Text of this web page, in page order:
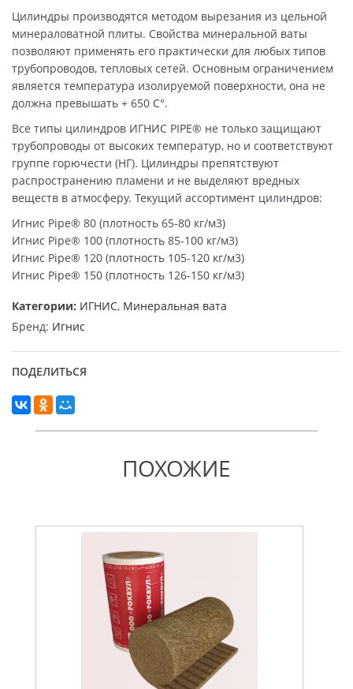
Цилиндры производятся методом вырезания из цельной
минераловатной плиты. Свойства минеральной ваты
позволяют применять его практически для любых типов
трубопроводов, тепловых сетей. Основным ограничением
является температура изолируемой поверхности, она не
должна превышать + 650 C°.
Все типы цилиндров ИГНИС PIPE® не только защищают
трубопроводы от высоких температур, но и соответствуют
группе горючести (НГ). Цилиндры препятствуют
распространению пламени и не выделяют вредных
веществ в атмосферу. Текущий ассортимент цилиндров:
Игнис Pipe® 80 (плотность 65-80 кг/м3)
Игнис Pipe® 100 (плотность 85-100 кг/м3)
Игнис Pipe® 120 (плотность 105-120 кг/м3)
Игнис Pipe® 150 (плотность 126-150 кг/м3)
Категории: ИГНИС, Минеральная вата
Бренд: Игнис
ПОДЕЛИТЬСЯ
ПОХОЖИЕ